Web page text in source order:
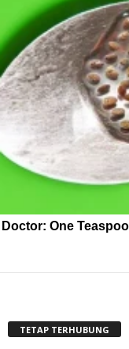
Doctor: One
TETAP TERHUBUNG